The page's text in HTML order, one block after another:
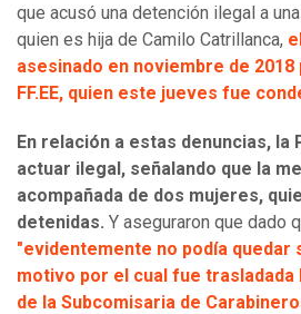
que acusó una detención ilegal a
quien es hija de Camilo Catrillanca,
asesinado en noviembre de
FF.EE, quien este jueves fue
En relación a estas denuncias, la
actuar ilegal, señalando que la
acompañada de dos mujeres,
detenidas. Y aseguraron que dado
"evidentemente no podía quedar
motivo por el cual fue trasladada
de la Subcomisaria de